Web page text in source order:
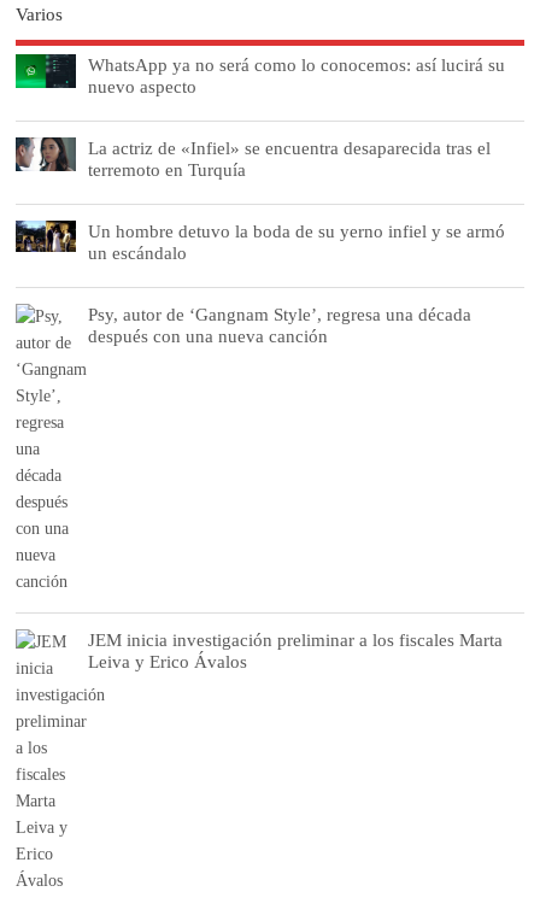
Varios
WhatsApp ya no será como lo conocemos: así lucirá su
nuevo aspecto
La actriz de «Infiel» se encuentra desaparecida tras el
terremoto en Turquía
Un hombre detuvo la boda de su yerno infiel y se armó
un escándalo
Psy, autor de ‘Gangnam Style’, regresa una década
después con una nueva canción
JEM inicia investigación preliminar a los fiscales Marta
Leiva y Erico Ávalos